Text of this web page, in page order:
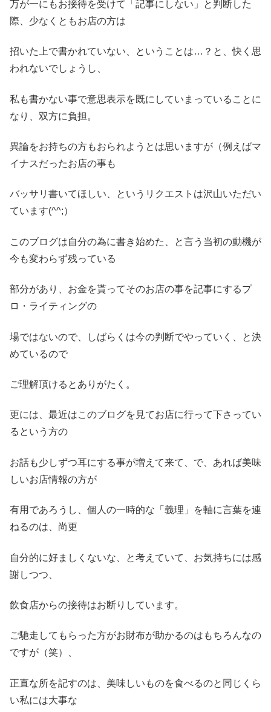
万が一にもお接待を受けて「記事にしない」と判断した
際、少なくともお店の方は
招いた上で書かれていない、ということは…？と、快く思
われないでしょうし、
私も書かない事で意思表示を既にしていまっていることに
なり、双方に負担。
異論をお持ちの方もおられようとは思いますが（例えばマ
イナスだったお店の事も
バッサリ書いてほしい、というリクエストは沢山いただい
ています(^^;）
このブログは自分の為に書き始めた、と言う当初の動機が
今も変わらず残っている
部分があり、お金を貰ってそのお店の事を記事にするプ
ロ・ライティングの
場ではないので、しばらくは今の判断でやっていく、と決
めているので
ご理解頂けるとありがたく。
更には、最近はこのブログを見てお店に行って下さってい
るという方の
お話も少しずつ耳にする事が増えて来て、で、あれば美味
しいお店情報の方が
有用であろうし、個人の一時的な「義理」を軸に言葉を連
ねるのは、尚更
自分的に好ましくないな、と考えていて、お気持ちには感
謝しつつ、
飲食店からの接待はお断りしています。
ご馳走してもらった方がお財布が助かるのはもちろんなの
ですが（笑）、
正直な所を記すのは、美味しいものを食べるのと同じくら
い私には大事な